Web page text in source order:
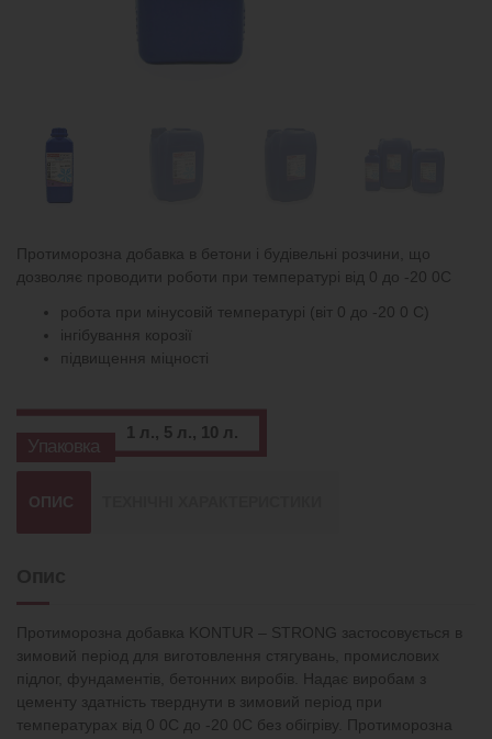
Протиморозна добавка в бетони і будівельні розчини, що
дозволяє проводити роботи при температурі від 0 до -20 0С
робота при мінусовій температурі (віт 0 до -20 0 С)
інгібування корозії
підвищення міцності
Упаковка
1 л., 5 л., 10 л.
ОПИС
Протиморозна добавка KONTUR – STRONG застосовується в
зимовий період для виготовлення стягувань, промислових
підлог, фундаментів, бетонних виробів. Надає виробам з
цементу здатність тверднути в зимовий період при
температурах від 0 0С до -20 0С без обігріву. Протиморозна